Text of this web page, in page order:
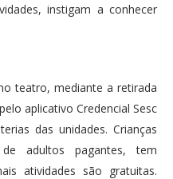
instigam a conhecer
teatro, mediante a retirada
aplicativo Credencial Sesc
das unidades. Crianças
adultos pagantes, tem
atividades são gratuitas.